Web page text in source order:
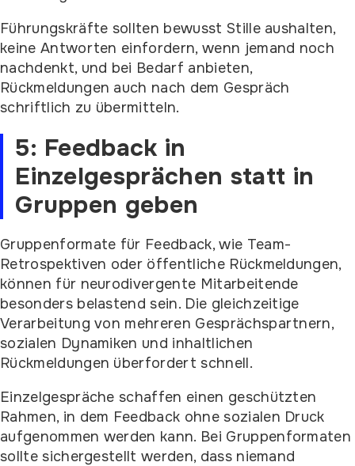
Führungskräfte sollten bewusst Stille aushalten,
keine Antworten einfordern, wenn jemand noch
nachdenkt, und bei Bedarf anbieten,
Rückmeldungen auch nach dem Gespräch
schriftlich zu übermitteln.
5: Feedback in
Einzelgesprächen statt in
Gruppen geben
Gruppenformate für Feedback, wie Team-
Retrospektiven oder öffentliche Rückmeldungen,
können für neurodivergente Mitarbeitende
besonders belastend sein. Die gleichzeitige
Verarbeitung von mehreren Gesprächspartnern,
sozialen Dynamiken und inhaltlichen
Rückmeldungen überfordert schnell.
Einzelgespräche schaffen einen geschützten
Rahmen, in dem Feedback ohne sozialen Druck
aufgenommen werden kann. Bei Gruppenformaten
sollte sichergestellt werden, dass niemand